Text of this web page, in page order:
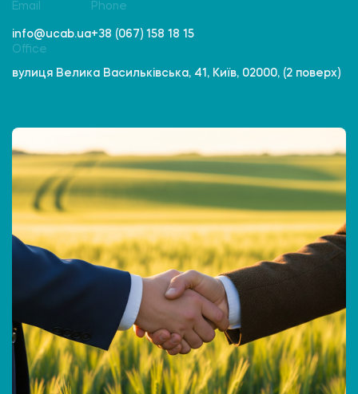
Email
info@ucab.ua
Phone
+38 (067) 158 18 15
Office
вулиця Велика Васильківська, 41, Київ, 02000, (2 поверх)